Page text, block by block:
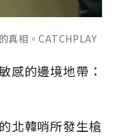
真相。CATCHPLAY
感的邊境地帶：
北韓哨所發生槍